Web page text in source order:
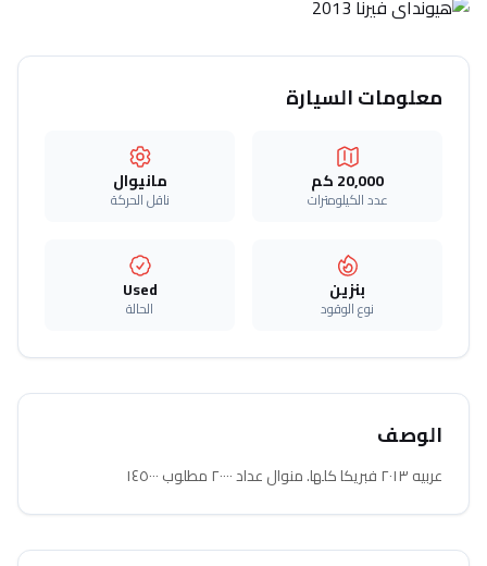
معلومات السيارة
20,000 كم
عدد الكيلومترات
مانيوال
ناقل الحركة
بنزين
نوع الوقود
Used
الحالة
الوصف
عربيه ٢٠١٣ فبريكا كلها. منوال عداد ٢٠٠٠٠ مطلوب ١٤٥٠٠٠